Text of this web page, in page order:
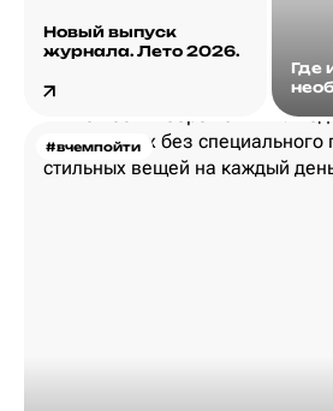
Новый выпуск
журнала. Лето 2026.
Где
#вчемпойти